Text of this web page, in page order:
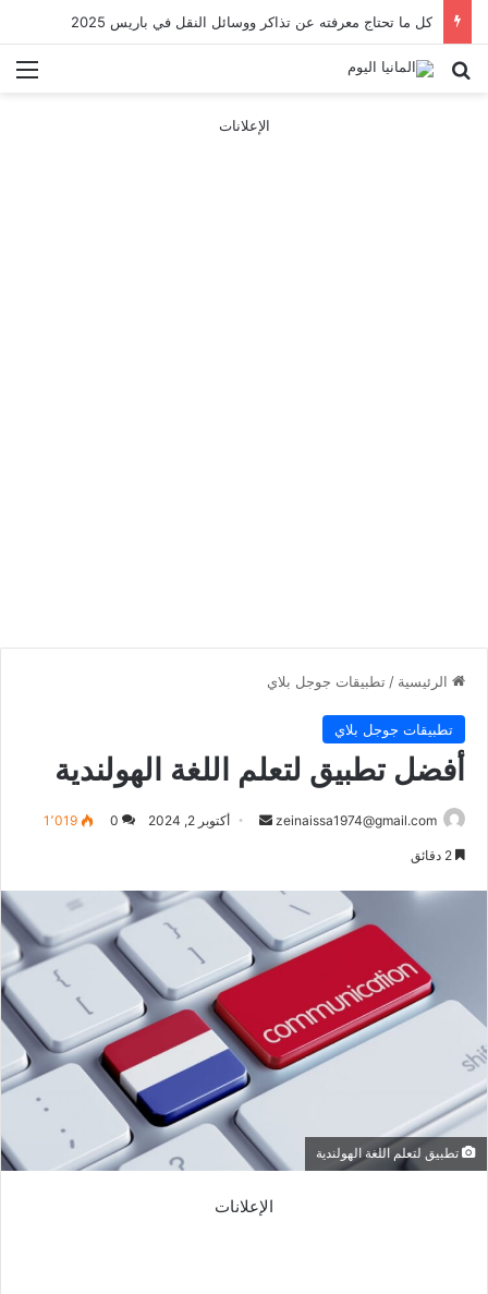
كل ما تحتاج معرفته عن تذاكر ووسائل النقل في باريس 2025
بحث عن
الإعلانات
الرئيسية / تطبيقات جوجل بلاي
تطبيقات جوجل بلاي
أفضل تطبيق لتعلم اللغة الهولندية
zeinaissa1974@gmail.com
أرسل أكتوبر 2, 2024 0 1٬019
تطبيق لتعلم اللغة الهولندية
الإعلانات